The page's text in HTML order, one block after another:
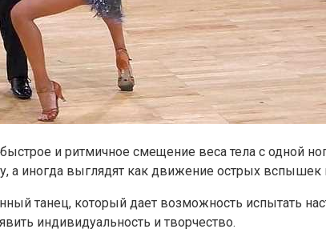
и ритмичное смещение веса тела с одной
а иногда выглядят как движение острых вспышек
танец, который дает возможность
индивидуальность и творчество.